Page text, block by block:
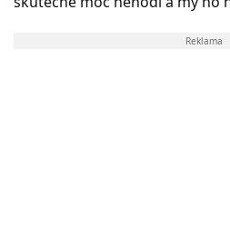
Reklama